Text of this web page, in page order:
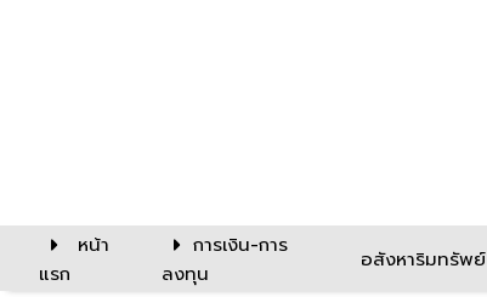
หน้า
แรก
การเงิน-การ
ลงทุน
อสังหาริมทรัพย์